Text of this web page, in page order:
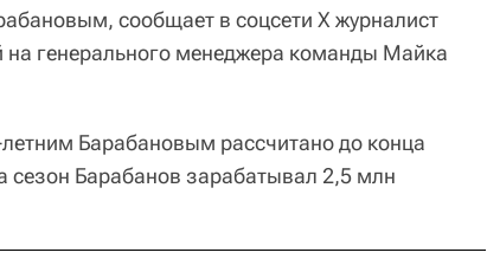
сообщает в соцсети X журналист
генерального менеджера команды Майка
Барабановым рассчитано до конца
сезон Барабанов зарабатывал 2,5 млн